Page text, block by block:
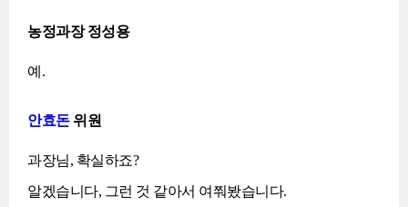
농정과장 정성용
예.
안효돈위원
과장님, 확실하죠?
알겠습니다, 그런 것 같아서 여쭤봤습니다.